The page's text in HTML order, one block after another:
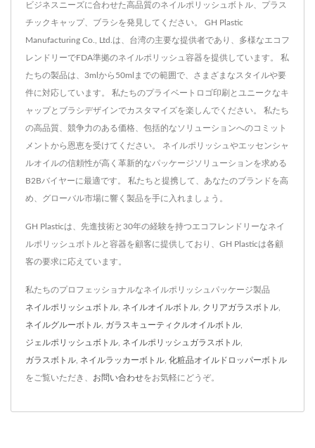
ビジネスニーズに合わせた高品質のネイルポリッシュボトル、プラス
チックキャップ、ブラシを発見してください。 GH Plastic
Manufacturing Co., Ltd.は、台湾の主要な提供者であり、多様なエコフ
レンドリーでFDA準拠のネイルポリッシュ容器を提供しています。 私
たちの製品は、3mlから50mlまでの範囲で、さまざまなスタイルや要
件に対応しています。 私たちのプライベートロゴ印刷とユニークなキ
ャップとブラシデザインでカスタマイズを楽しんでください。 私たち
の高品質、競争力のある価格、包括的なソリューションへのコミット
メントから恩恵を受けてください。 ネイルポリッシュやエッセンシャ
ルオイルの信頼性が高く革新的なパッケージソリューションを求める
B2Bバイヤーに最適です。 私たちと提携して、あなたのブランドを高
め、グローバル市場に響く製品を手に入れましょう。
GH Plasticは、先進技術と30年の経験を持つエコフレンドリーなネイ
ルポリッシュボトルと容器を顧客に提供しており、GH Plasticは各顧
客の要求に応えています。
私たちのプロフェッショナルなネイルポリッシュパッケージ製品
ネイルポリッシュボトル ネイルオイルボトル クリアガラスボトル
ネイルグルーボトル ガラスキューティクルオイルボトル
ジェルポリッシュボトル ネイルポリッシュガラスボトル
ガラスボトル ネイルラッカーボトル 化粧品オイルドロッパーボトル
をご覧いただき、 お問い合わせをお気軽にどうぞ。